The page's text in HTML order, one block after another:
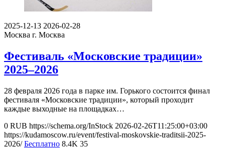
2025-12-13 2026-02-28
Москва г. Москва
Фестиваль «Московские традиции»
2025–2026
28 февраля 2026 года в парке им. Горького состоится финал
фестиваля «Московские традиции», который проходит
каждые выходные на площадках…
0 RUB https://schema.org/InStock 2026-02-26T11:25:00+03:00
https://kudamoscow.ru/event/festival-moskovskie-traditsii-2025-
2026/ Бесплатно 8.4K 35